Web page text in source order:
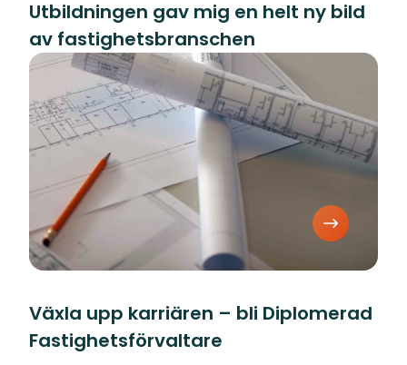
Utbildningen gav mig en helt ny bild
av fastighetsbranschen
Växla upp karriären – bli Diplomerad
Fastighetsförvaltare